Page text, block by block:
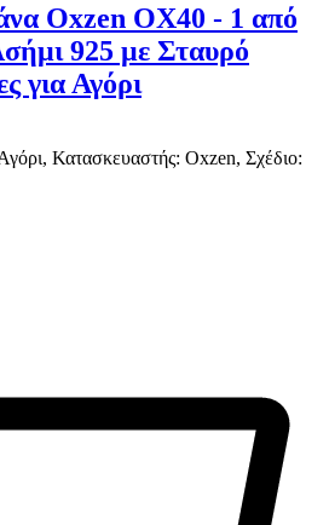
Oxzen OX40 - 1 από
925 με Σταυρό
για Αγόρι
Κατασκευαστής: Oxzen, Σχέδιο: